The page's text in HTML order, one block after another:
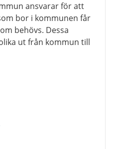
ansvarar för att
bor i kommunen får
behövs. Dessa
ut från kommun till